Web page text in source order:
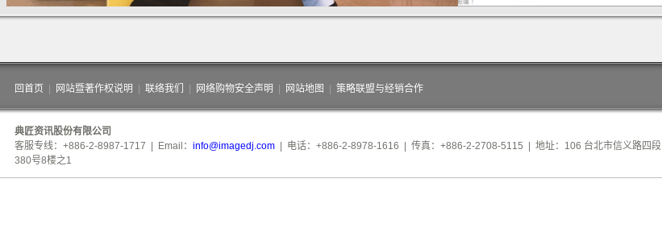
回首页 网站暨著作权说明 联络我们 网络购物安全声明 网站地图 策略联盟与经销合作
典匠资讯股份有限公司
客服专线：+886-2-8987-1717 | Email： info@imagedj.com | 电话：+886-2-8978-1616 | 传真：+886-2-2708-5115 | 地址：106 台北市信义路四段
380号8楼之1